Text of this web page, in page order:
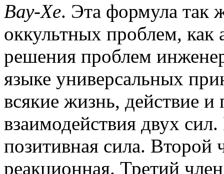
Вау-Хе. Эта формула так
оккультных проблем,
решения проблем
языке универсальных
всякие жизнь, действие и
взаимодействия двух
позитивная сила. Второй
реакционная. Третий